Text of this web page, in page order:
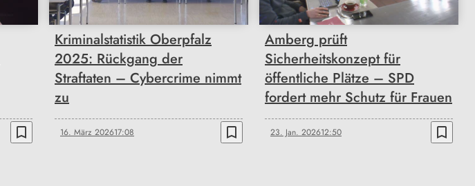
bookmark_border
Kriminalstatistik Oberpfalz
2025: Rückgang der
Straftaten – Cybercrime nimmt
zu
16. März 202617:08 bookmark_border
Amberg prüft
Sicherheitskonzept für
öffentliche Plätze – SPD
fordert mehr Schutz für Frauen
23. Jan. 202612:50 bookmark_border